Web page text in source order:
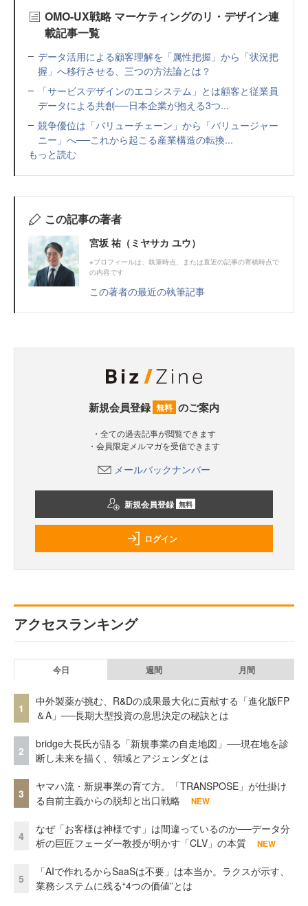
OMO-UX戦略 マーケティングのリ・デザイン連
載記事一覧
データ活用による顧客理解を「属性把握」から「状況把
握」へ移行させる、三つの方法論とは？
「サービスデザインのエコシステム」とは顧客と従業員
データによる共創──日本企業が抱える3つ...
競争優位は「バリューチェーン」から「バリュージャー
ニー」へ──これから起こる産業構造の転換...
もっと読む
この記事の著者
宮坂 祐（ミヤサカ ユウ）
※プロフィールは、執筆時点、または直近の記事の寄稿時点で
の内容です
この著者の最近の執筆記事
新規会員登録 無料 のご案内
・全ての過去記事が閲覧できます
・会員限定メルマガを受信できます
メールバックナンバー
新規会員登録 無料
ログイン
アクセスランキング
今日 週間 月間
1
中外製薬が挑む、R&Dの成果最大化に貢献する「進化版FP
＆A」──長期大型投資の意思決定の秘訣とは
2
bridge大長氏が語る「新規事業の自走地図」──現在地を診
断し未来を描く、領域とアジェンダとは
3
ヤマハ流・新規事業の育て方。「TRANSPOSE」が仕掛け
る自前主義からの脱却と出口戦略
NEW
4
なぜ「お客様は神様です」は間違っているのか──データ分
析の巨匠フェーダー教授が明かす「CLV」の本質
NEW
5
「AIで作れるからSaaSは不要」は本当か。ラクスが示す、
業務システムに残る“4つの価値”とは